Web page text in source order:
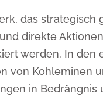
das strategisch
direkte
werden. In den
von Kohleminen
in